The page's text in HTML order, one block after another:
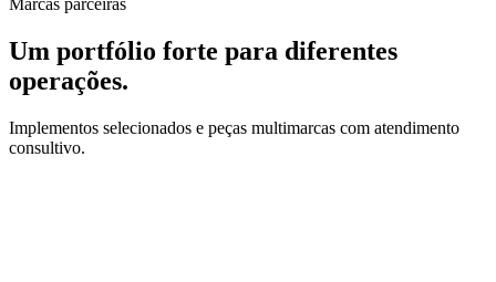
Um portfólio forte para diferentes
operações.
Implementos selecionados e peças multimarcas com atendimento
consultivo.